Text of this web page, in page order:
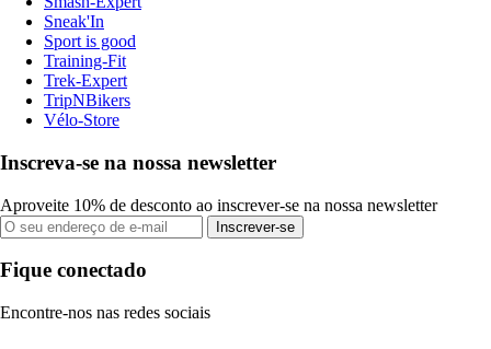
Sneak'In
Sport is good
Training-Fit
Trek-Expert
TripNBikers
Vélo-Store
Inscreva-se na nossa newsletter
Aproveite 10% de desconto ao inscrever-se na nossa newsletter
Inscrever-se
Fique conectado
Encontre-nos nas redes sociais